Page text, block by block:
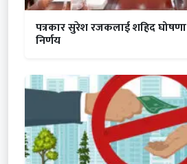
पत्रकार सुरेश रजकलाई शहिद
निर्णय